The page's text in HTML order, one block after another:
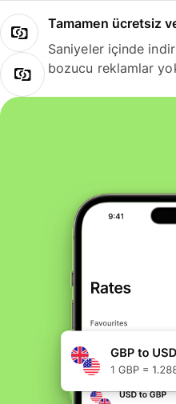
Tamamen ücretsiz
Saniyeler içinde
bozucu reklamlar